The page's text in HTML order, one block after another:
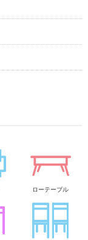
ローテーブル